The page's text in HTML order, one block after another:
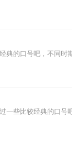
典的口号吧，不同时
一些比较经典的口号